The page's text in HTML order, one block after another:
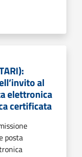
al
elettronica
certificata
posta